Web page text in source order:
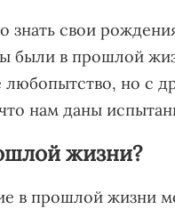
знать свои
были в прошлой
но с
нам даны
жизни?
в прошлой